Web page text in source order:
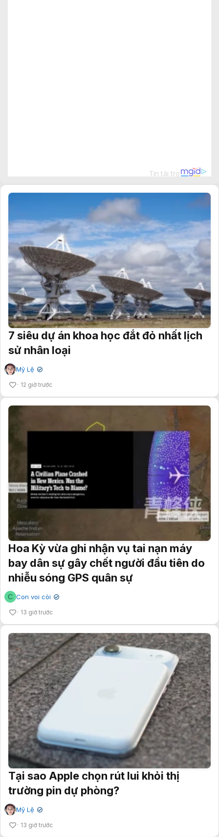
7 siêu dự án khoa học đắt đỏ nhất lịch
sử nhân loại
Mỹ Lệ ✔
12 giờ trước
Hoa Kỳ vừa ghi nhận vụ tai nạn máy
bay dân sự gây chết người đầu tiên do
nhiễu sóng GPS quân sự
C Con voi còi ✔
13 giờ trước
Tại sao Apple chọn rút lui khỏi thị
trường pin dự phòng?
Mỹ Lệ ✔
13 giờ trước